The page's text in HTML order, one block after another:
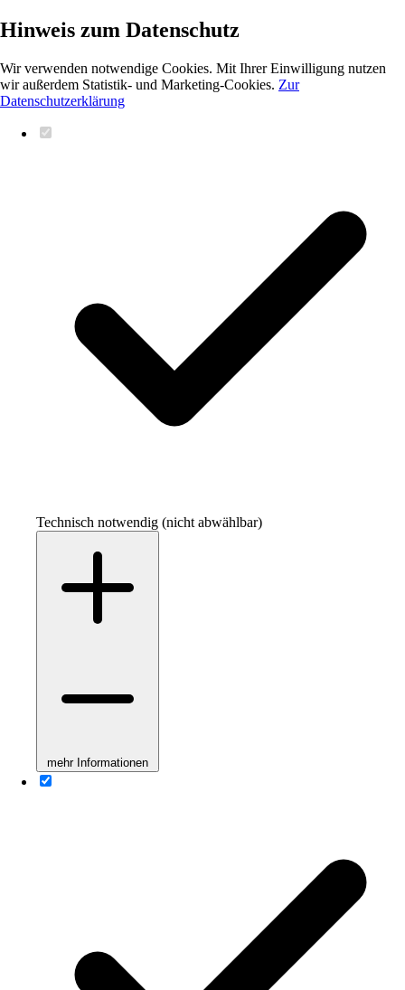
Hinweis zum Datenschutz
Wir verwenden notwendige Cookies. Mit Ihrer Einwilligung nutzen
wir außerdem Statistik- und Marketing-Cookies. Zur
Datenschutzerklärung
Technisch notwendig (nicht abwählbar)
mehr Informationen